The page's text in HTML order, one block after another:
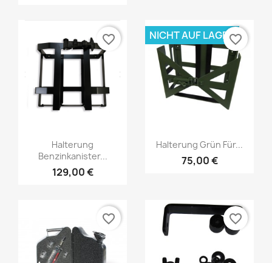
Halterung
Benzinkanister...
129,00 €
favorite_border
Halterung Grün Für...
75,00 €
NICHT AUF LAGERfavorite_border
favorite_border favorite_border